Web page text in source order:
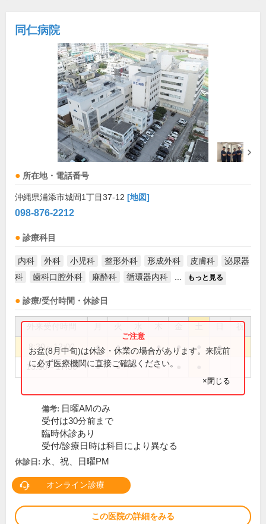
同仁病院
所在地・電話番号
沖縄県浦添市城間1丁目37-12 [地図]
098-876-2212
診療科目
内科 外科 小児科 整形外科 形成外科 皮膚科
泌尿器
科
歯科口腔外科 麻酔科 循環器内科 もっと見る
診療/受付時間・休診日
祝
8:30～12:00 ● ● ● ● ●
13:30～17:30 ● ● ●
お盆(8月中旬)は休診・休業の場合があります。来院前
に必ず医療機関に直接ご確認ください。
×閉じる
備考: 日曜AMのみ
受付は30分前まで
臨時休診あり
受付/診療日時は科目により異なる
休診日: 水、祝、日曜PM
オンライン診療
この医院の詳細をみる